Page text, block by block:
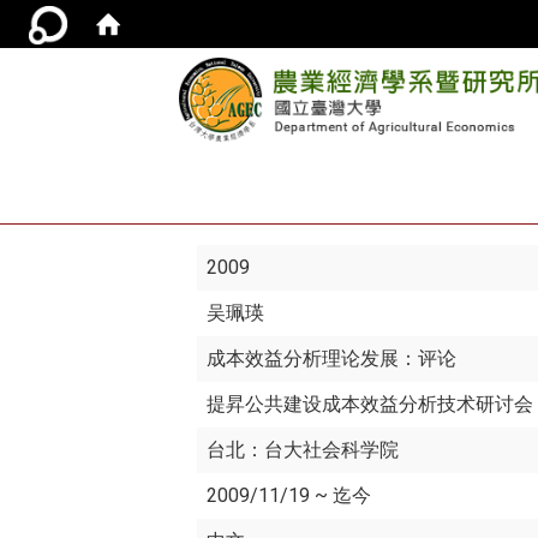
2009
吴珮瑛
成本效益分析理论发展：评论
提昇公共建设成本效益分析技术研讨会
台北：台大社会科学院
2009/11/19 ~ 迄今